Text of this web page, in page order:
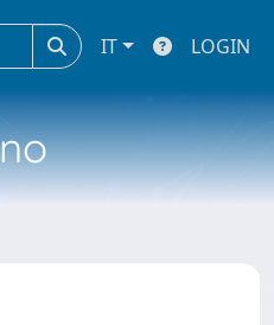
IT LOGIN